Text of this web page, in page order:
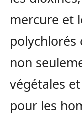
mercure et
non
végétales
pour les